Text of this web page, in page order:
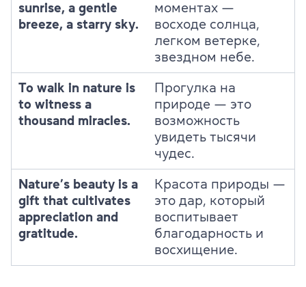
sunrise, a gentle
breeze, a starry sky.
моментах —
восходе солнца,
легком ветерке,
звездном небе.
To walk in nature is
to witness a
thousand miracles.
Прогулка на
природе — это
возможность
увидеть тысячи
чудес.
Nature’s beauty is a
gift that cultivates
appreciation and
gratitude.
Красота природы —
это дар, который
воспитывает
благодарность и
восхищение.